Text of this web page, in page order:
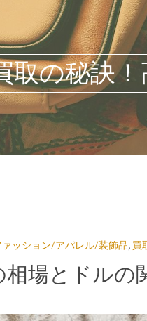
取の秘訣
ァッション/アパレル/装飾品, 買
相場とドルの